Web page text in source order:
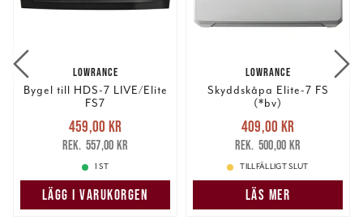
LOWRANCE
Bygel till HDS-7 LIVE/Elite
FS7
Nuvarande pris
459,00 krTidigare pris
557,00 kr
459,00 kr
557,00 kr
1 ST
LÄGG I VARUKORGEN
LOWRANCE
Skyddskåpa Elite-7 FS
(*bv)
Nuvarande pris
409,00 krTidigare pris
500,00 kr
409,00 kr
500,00 kr
TILLFÄLLIGT SLUT
LÄS MER